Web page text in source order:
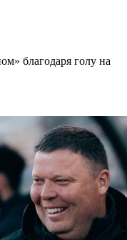
благодаря голу на